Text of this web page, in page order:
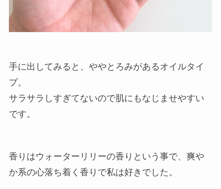
手に出してみると、ややとろみがあるオイルタイ
プ。
サラサラしすぎてないので肌にもなじませやすい
です。
香りはウォーターリリーの香りという事で、爽や
か系の心落ち着く香りで私は好きでした。